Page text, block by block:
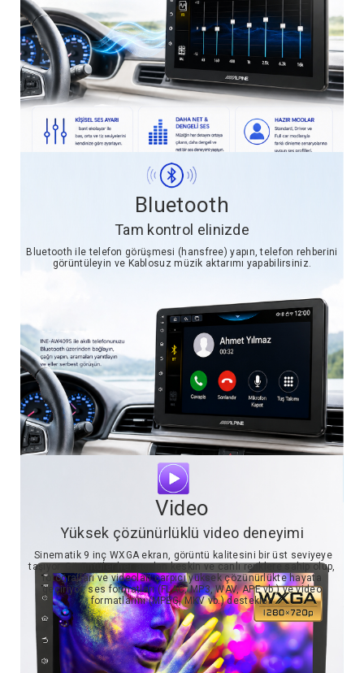
Bluetooth
Tam kontrol elinizde
Bluetooth ile telefon görüşmesi (hansfree) yapın, telefon rehberini
görüntüleyin ve Kablosuz müzik aktarımı yapabilirsiniz.
Video
Yüksek çözünürlüklü video deneyimi
Sinematik 9 inç WXGA ekran, görüntü kalitesini bir üst seviyeye
taşıyor. Görüntüler her açıdan keskin ve canlı renklere sahip olup,
fotoğrafları ve videoları çarpıcı yüksek çözünürlükte hayata
geçiriyor, ses formatları (FLAC, MP3, WAV, APE vb.) ve video
formatlarını (MPEG, MKV vb.) destekler.